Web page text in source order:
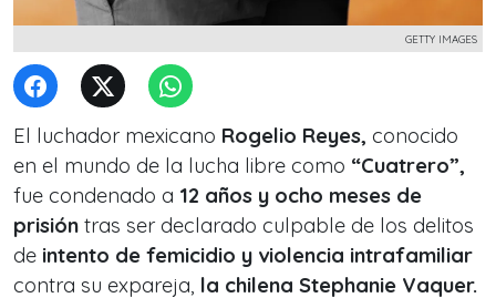
GETTY IMAGES
El luchador mexicano Rogelio Reyes, conocido
en el mundo de la lucha libre como “Cuatrero”,
fue condenado a 12 años y ocho meses de
prisión tras ser declarado culpable de los delitos
de intento de femicidio y violencia intrafamiliar
contra su expareja, la chilena Stephanie Vaquer.